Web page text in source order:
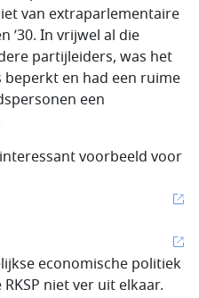
van extraparlementaire
’30. In vrijwel al die
partijleiders, was het
en had een ruime
een
voorbeeld voor
economische politiek
niet ver uit elkaar.